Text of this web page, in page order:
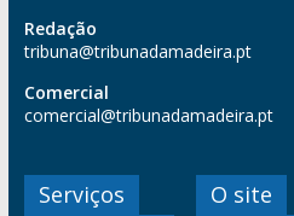
Redação
tribuna@tribunadamadeira.pt
Comercial
comercial@tribunadamadeira.pt
Serviços O site